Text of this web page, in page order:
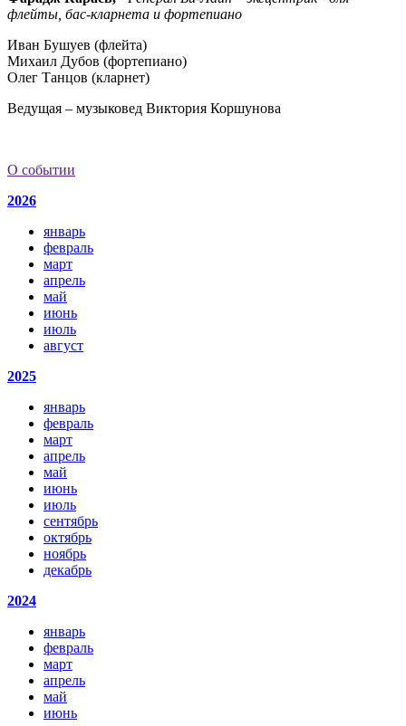
флейты, бас-кларнета и фортепиано
Иван Бушуев (флейта)
Михаил Дубов (фортепиано)
Олег Танцов (кларнет)
Ведущая – музыковед Виктория Коршунова
О событии
2026
январь
февраль
март
апрель
май
июнь
июль
август
2025
январь
февраль
март
апрель
май
июнь
июль
сентябрь
октябрь
ноябрь
декабрь
2024
январь
февраль
март
апрель
май
июнь